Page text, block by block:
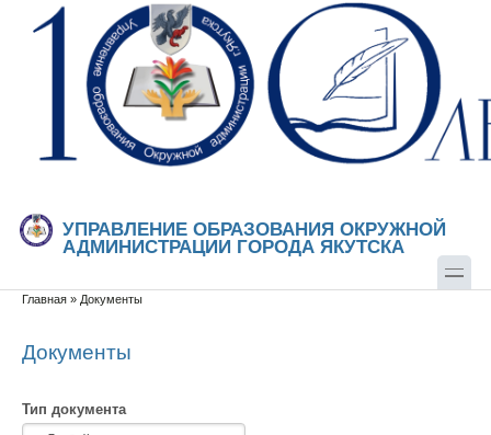
Перейти к основному содержанию
Skip to search
УПРАВЛЕНИЕ ОБРАЗОВАНИЯ ОКРУЖНОЙ
АДМИНИСТРАЦИИ ГОРОДА ЯКУТСКА
Вы здесь
Главная » Документы
Документы
Тип документа